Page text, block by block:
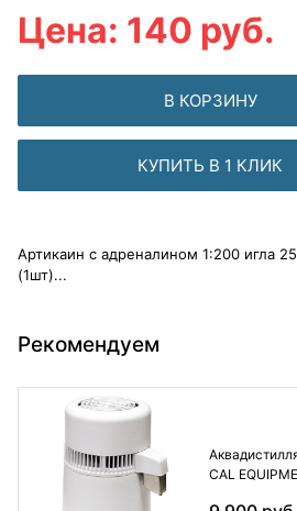
Цена: 140 руб.
В КОРЗИНУ
КУПИТЬ В 1 КЛИК
Артикаин с адреналином 1:200 игла
(1шт)...
Рекомендуем
CAL